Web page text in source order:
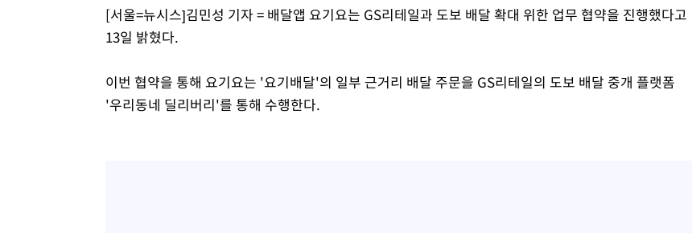
[속보]코스피 매도사이드카 발동…4%대 급락
[속보]전남광주 초대 시민추천 부시장에 백승주·윤난실
[서울=뉴시스]김민성 기자 = 배달앱 요기요는 GS리테일과 도보 배달 확대 위한 업무 협약을 진행했다고
13일 밝혔다.
이번 협약을 통해 요기요는 '요기배달'의 일부 근거리 배달 주문을 GS리테일의 도보 배달 중개 플랫폼
'우리동네 딜리버리'를 통해 수행한다.